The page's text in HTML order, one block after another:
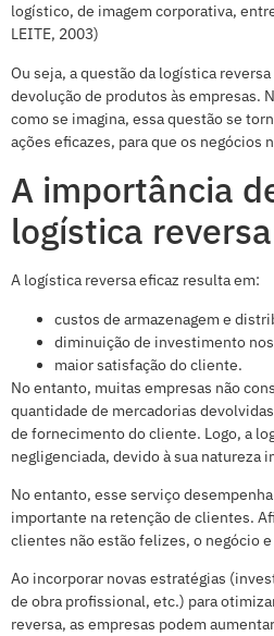
logístico, de imagem corporativa,
LEITE, 2003)
Ou seja, a questão da logística
devolução de produtos às empresas.
como se imagina, essa questão se
ações eficazes, para que os negócios
A importância
logística
A logística reversa eficaz resulta em:
custos de armazenagem e
diminuição de investimento
maior satisfação do cliente.
No entanto, muitas empresas não
quantidade de mercadorias
de fornecimento do cliente. Logo, a
negligenciada, devido à sua natureza
No entanto, esse serviço
importante na retenção de clientes.
clientes não estão felizes, o negócio
Ao incorporar novas estratégias
de obra profissional, etc.) para
reversa, as empresas podem